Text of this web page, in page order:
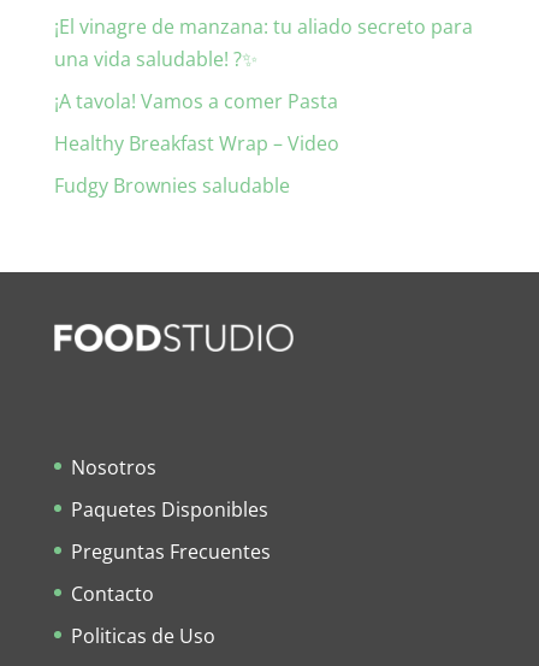
¡El vinagre de manzana: tu aliado secreto para
una vida saludable! ?✨
¡A tavola! Vamos a comer Pasta
Healthy Breakfast Wrap – Video
Fudgy Brownies saludable
Nosotros
Paquetes Disponibles
Preguntas Frecuentes
Contacto
Politicas de Uso